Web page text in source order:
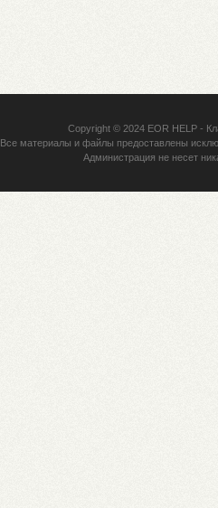
Copyright © 2024 EOR HELP-
Все материалы и файлы предоставлены
Администрация не несет